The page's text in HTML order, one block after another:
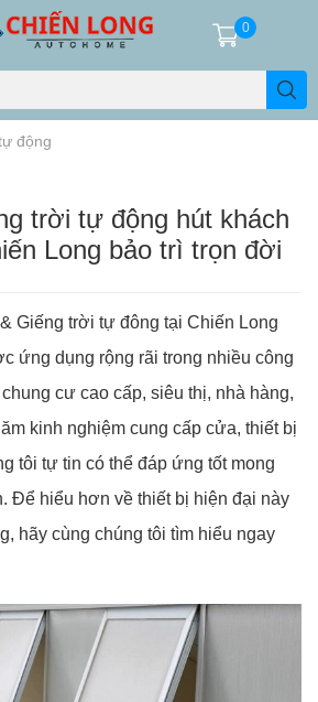
0
động
trời tự động hút khách
Long bảo trì trọn đời
Giếng trời tự đông tại Chiến Long
ứng dụng rộng rãi trong nhiều công
cư cao cấp, siêu thị, nhà hàng,
kinh nghiệm cung cấp cửa, thiết bị
tôi tự tin có thể đáp ứng tốt mong
Để hiểu hơn về thiết bị hiện đại này
hãy cùng chúng tôi tìm hiểu ngay